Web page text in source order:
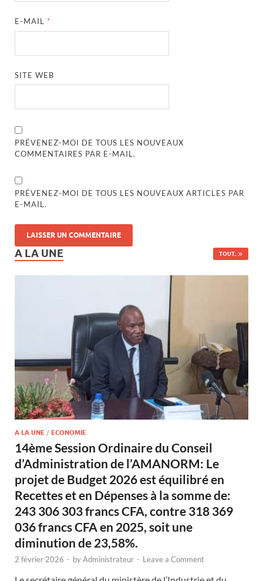
E-MAIL *
SITE WEB
PRÉVENEZ-MOI DE TOUS LES NOUVEAUX
COMMENTAIRES PAR E-MAIL.
PRÉVENEZ-MOI DE TOUS LES NOUVEAUX ARTICLES PAR
E-MAIL.
A LA UNE TOUT..
A LA UNE / ECONOMIE
14ème Session Ordinaire du Conseil
d’Administration de l’AMANORM: Le
projet de Budget 2026 est équilibré en
Recettes et en Dépenses à la somme de:
243 306 303 francs CFA, contre 318 369
036 francs CFA en 2025, soit une
diminution de 23,58%.
2 février 2026 - byAdministrateur - Leave a Comment